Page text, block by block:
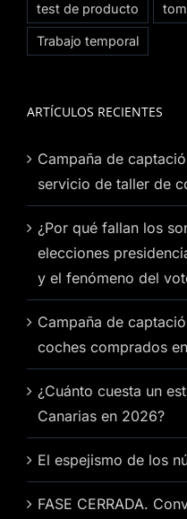
test de producto
Trabajo temporal
ARTÍCULOS RECIENTES
Campaña de
servicio de taller de
¿Por qué fallan los
elecciones
y el fenómeno del
Campaña de
coches comprados
¿Cuánto cuesta un
Canarias en 2026?
El espejismo de los
FASE CERRADA.